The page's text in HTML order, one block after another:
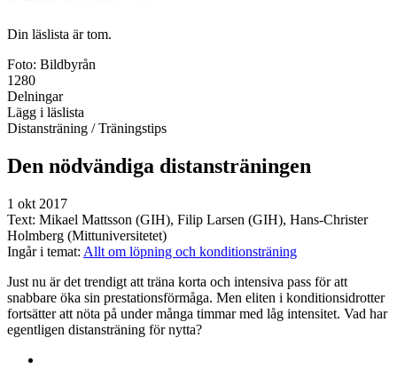
Din läslista är tom.
Foto: Bildbyrån
1280
Delningar
Lägg i läslista
Distansträning / Träningstips
Den nödvändiga distansträningen
1 okt 2017
Text: Mikael Mattsson (GIH), Filip Larsen (GIH), Hans-Christer
Holmberg (Mittuniversitetet)
Ingår i temat: Allt om löpning och konditionsträning
Just nu är det trendigt att träna korta och intensiva pass för att
snabbare öka sin prestationsförmåga. Men eliten i konditionsidrotter
fortsätter att nöta på under många timmar med låg intensitet. Vad har
egentligen distansträning för nytta?